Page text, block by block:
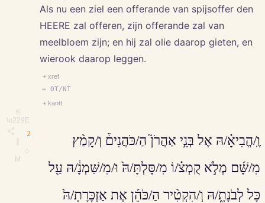
⎘
\u229E
M
Als nu een ziel een offerande van spijsoffer den
HEERE zal offeren, zijn offerande zal van
meelbloem zijn; en hij zal olie daarop gieten, en
wierook daarop leggen.
+ xref
↔ OT/NT
+ kantt.
2
וֶֽ/הֱבִיאָ֗/הּ אֶל בְּנֵ֣י אַהֲרֹן֮ הַ/כֹּהֲנִים֒ וְ/קָמַ֨ץ
מִ/שָּׁ֜ם מְלֹ֣א קֻמְצ֗/וֹ מִ/סָּלְתָּ/הּ֙ וּ/מִ/שַּׁמְנָ֔/הּ עַ֖ל
כָּל לְבֹנָתָ֑/הּ וְ/הִקְטִ֨יר הַ/כֹּהֵ֜ן אֶת אַזְכָּרָתָ/הּ֙